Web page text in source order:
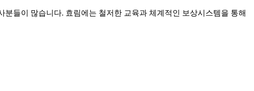
들이 많습니다. 효림에는 철저한 교육과 체계적인 보상시스템을 통해